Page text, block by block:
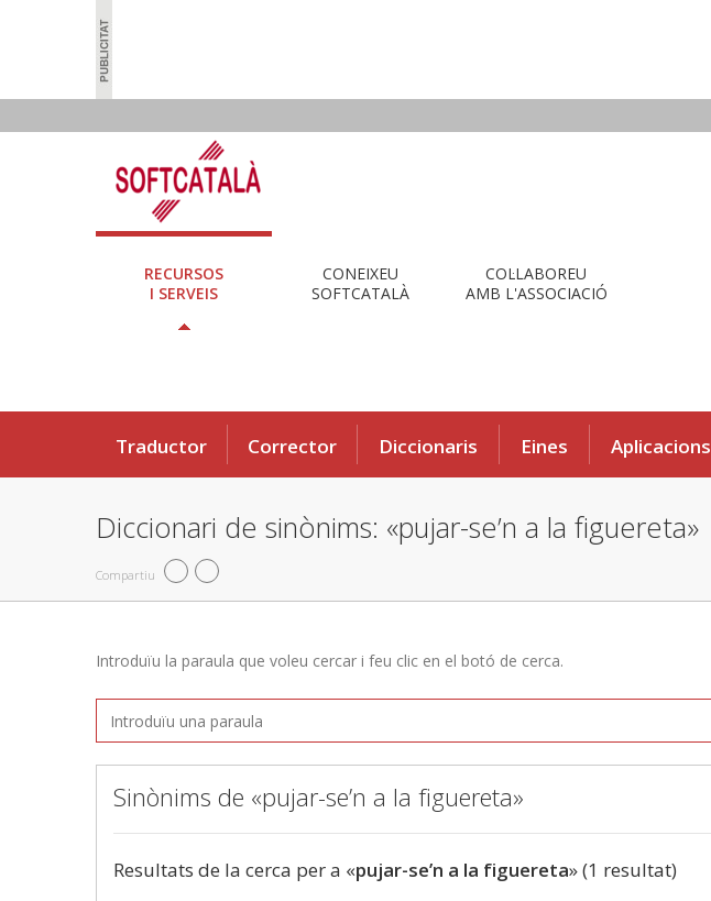
RECURSOS
I SERVEIS
CONEIXEU
SOFTCATALÀ
COL·LABOREU
AMB L'ASSOCIACIÓ
Traductor Corrector Diccionaris Eines Aplicacions
Diccionari de sinònims: «pujar-se’n a la figuereta»
Compartiu
Introduïu la paraula que voleu cercar i feu clic en el botó de cerca.
Sinònims de «pujar-se’n a la figuereta»
Resultats de la cerca per a «pujar-se’n a la figuereta» (1 resultat)